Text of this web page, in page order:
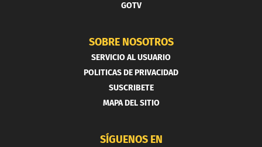
GOTV
SOBRE NOSOTROS
SERVICIO AL USUARIO
POLITICAS DE PRIVACIDAD
SUSCRIBETE
MAPA DEL SITIO
SÍGUENOS EN